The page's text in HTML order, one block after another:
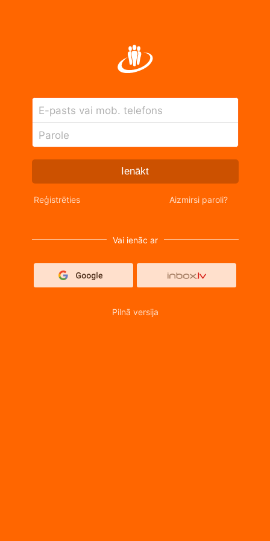
E-pasts vai mob. telefons
Parole
Ienākt
Reģistrēties Aizmirsi paroli?
Vai ienāc ar
Pilnā versija